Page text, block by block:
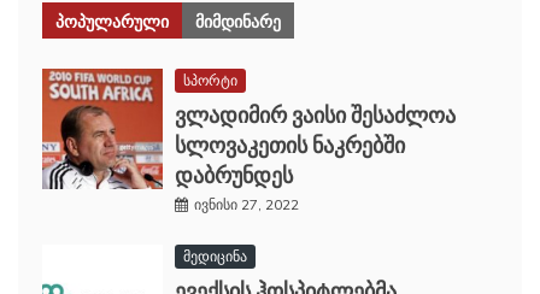
ᲞᲝᲞᲣᲚᲐᲠᲣᲚᲘ ᲛᲘᲛᲓᲘᲜᲐᲠᲔ
სპორტი
ვლადიმირ ვაისი შესაძლოა
სლოვაკეთის ნაკრებში
დაბრუნდეს
ივნისი 27, 2022
მედიცინა